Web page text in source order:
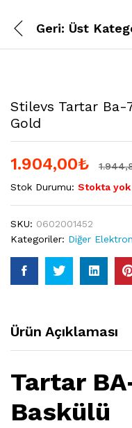
Geri: Üst
Stilevs Tartar Ba-
Gold
1.904,00₺
Stok Durumu: Stokta yok
SKU: 0602001452
Kategoriler: Diğer
Ürün Açıklaması
Tartar
Baskülü